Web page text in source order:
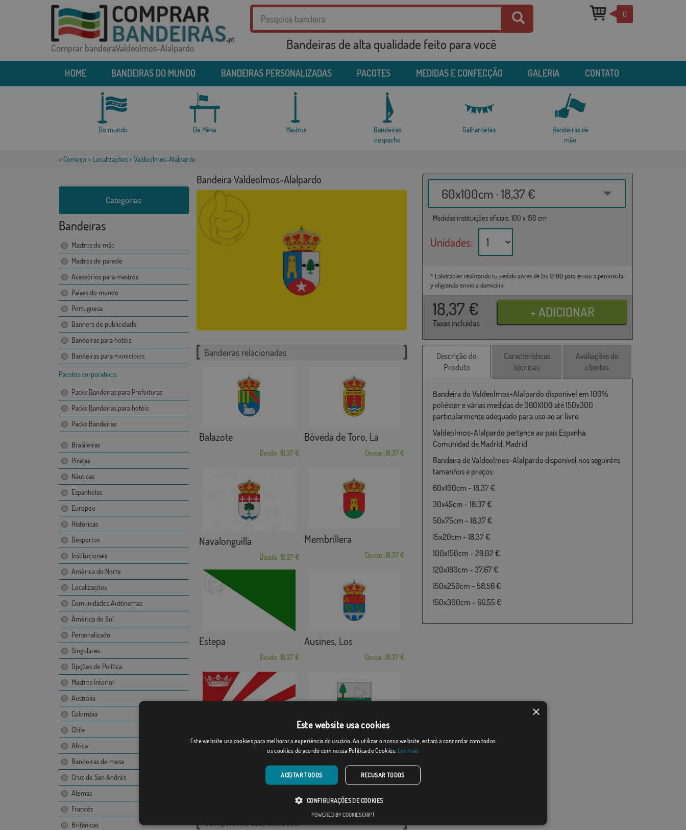
Comprar bandeiraValdeolmos-Alalpardo Bandeiras de alta qualidade feito para você
0
HOME BANDEIRAS DO MUNDO BANDEIRAS PERSONALIZADAS PACOTES MEDIDAS E CONFECÇÃO GALERIA CONTATO
Do mundo De Mesa Mastros
Bandeiras
despacho
Galhardetes
Bandeiras de
mão
> Começo > Localizações> Valdeolmos-Alalpardo
Categorias
Bandeiras
Mastros de mão
Mastros de parede
Acessórios para mastros
Países do mundo
Portuguesa
Banners de publicidade
Bandeiras para hotéis
Bandeiras para municípios
Pacotes corporativos
Packs Bandeiras para Prefeituras
Packs Bandeiras para hotéis
Packs Bandeiras
Brasileiras
Piratas
Náuticas
Espanholas
Europeu
Históricas
Desportos
Institucionais
América do Norte
Localizações
Comunidades Autónomas
Ámérica do Sul
Personalizado
Singulares
Opções de Política
Mastros Interior
Austrália
Colombia
Chile
Africa
Bandeiras de mesa
Cruz de San Andrés
Alemãs
Francês
Britânicas
Bandeira Valdeolmos-Alalpardo
60x100cm · 18,37 €
Medidas instituições oficiais: 100 x 150 cm
Unidades:
* Laborables realizando tu pedido antes de las 12:00 para envío a península
y eligiendo envío a domicilio.
18,37 €
Taxas incluídas
Bandeiras relacionadas
Balazote
Desde: 18,37 €
Bóveda de Toro, La
Desde: 18,37 €
Navalonguilla
Desde: 18,37 €
Membrillera
Desde: 18,37 €
Estepa
Desde: 18,37 €
Ausines, Los
Desde: 18,37 €
Villalba del Rey Donamaria
Categorias relacionadas:
Compartilhe esta bandeira
Descrição do
Produto
Características
técnicas
Avaliações de
clientes
Bandeira do Valdeolmos-Alalpardo disponível em 100%
poliéster e várias medidas de 060X100 até 150x300
particularmente adequado para uso ao ar livre.
Valdeolmos-Alalpardo pertence ao país Espanha,
Comunidad de Madrid, Madrid
Bandeira de Valdeolmos-Alalpardo disponível nos seguintes
tamanhos e preços:
60x100cm - 18,37 €
30x45cm - 18,37 €
50x75cm - 18,37 €
15x20cm - 18,37 €
100x150cm - 29,02 €
120x180cm - 37,67 €
150x250cm - 58,56 €
150x300cm - 66,55 €
×
Este website usa cookies
Este website usa cookies para melhorar a experiência do usuário. Ao utilizar o nosso website, estará a concordar com todos
os cookies de acordo com nossa Política de Cookies. Ler mais
ACEITAR TODOS RECUSAR TODOS
CONFIGURAÇÕES DE COOKIES
POWERED BY COOKIESCRIPT